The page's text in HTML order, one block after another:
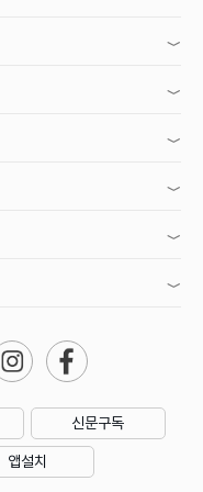
신문구독
앱설치